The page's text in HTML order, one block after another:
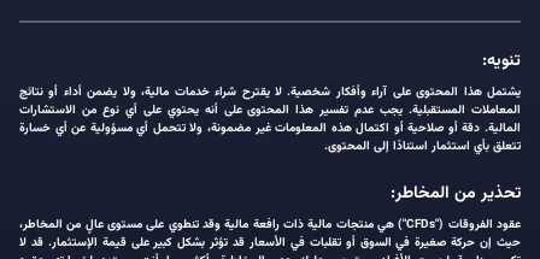
تنويه:
يشتمل هذا المحتوى على آراء وأفكار شخصية. لا يقترح شراء خدمات مالية، ولا يضمن أداء أو نتائج
المعاملات المستقبلية. يجب عدم تفسير هذا المحتوى على أنه يحتوي على أي نوع من الاستشارات
المالية. دقة أو صلاحية أو اكتمال هذه المعلومات غير مضمونة، ولا تتحمل أي مسؤولية عن أي خسارة
تتعلق بأي استثمار استنادًا إلى المحتوى.
تحذير من المخاطر:
عقود الفروقات ("CFDs") هي منتجات مالية ذات رافعة مالية وقد تنطوي على مستوى عالٍ من المخاطر،
حيث إن حركة صغيرة في السوق أو تقلبات في الأسعار قد تؤثر بشكل كبير على قيمة الإستثمار. قد لا